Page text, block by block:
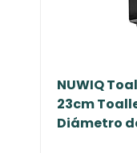
NUWIQ
23cm
Diámetro